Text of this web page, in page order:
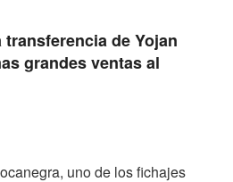
de Yojan
grandes ventas al
uno de los fichajes